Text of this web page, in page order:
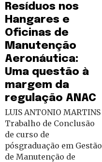
Resíduos nos
Hangares e
Oficinas de
Manutenção
Aeronáutica:
Uma questão à
margem da
regulação ANAC
LUIS ANTONIO MARTINS
Trabalho de Conclusão
de curso de
pósgraduação em Gestão
de Manutenção de